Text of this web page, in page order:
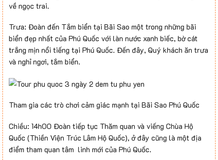
về ngọc trai.
Trưa: Đoàn đến Tắm biển tại Bãi Sao một trong những bãi
biển đẹp nhất của Phú Quốc với làn nước xanh biếc, bờ cát
trắng mịn nổi tiếng tại Phú Quốc. Đến đây, Quý khách ăn trưa
và nghỉ ngơi, tắm biển.
Tham gia các trò chơi cảm giác mạnh tại Bãi Sao Phú Quốc
Chiều: 14h00 Đoàn tiếp tục Thăm quan và viếng Chùa Hộ
Quốc (Thiền Viện Trúc Lâm Hộ Quốc), ở đây cũng là một địa
điểm tham quan tâm linh mới của Phú Quốc.